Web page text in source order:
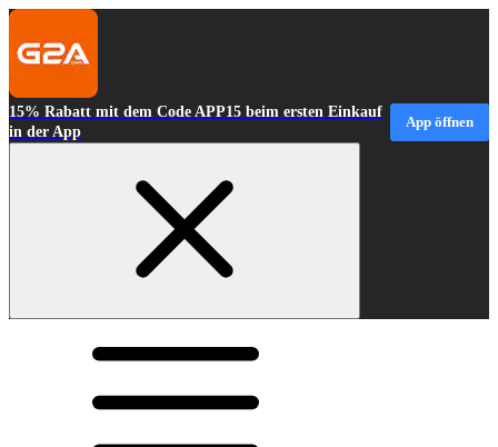
15% Rabatt mit dem Code APP15 beim ersten Einkauf
in der App
App öffnen